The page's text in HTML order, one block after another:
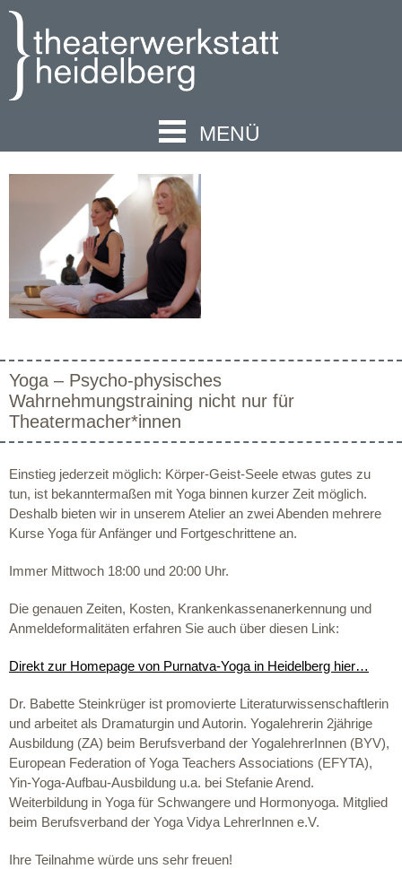
MENÜ
Yoga – Psycho-physisches
Wahrnehmungstraining nicht nur für
Theatermacher*innen
Einstieg jederzeit möglich: Körper-Geist-Seele etwas gutes zu
tun, ist bekanntermaßen mit Yoga binnen kurzer Zeit möglich.
Deshalb bieten wir in unserem Atelier an zwei Abenden mehrere
Kurse Yoga für Anfänger und Fortgeschrittene an.
Immer Mittwoch 18:00 und 20:00 Uhr.
Die genauen Zeiten, Kosten, Krankenkassenanerkennung und
Anmeldeformalitäten erfahren Sie auch über diesen Link:
Direkt zur Homepage von Purnatva-Yoga in Heidelberg hier…
Dr. Babette Steinkrüger ist promovierte Literaturwissenschaftlerin
und arbeitet als Dramaturgin und Autorin. Yogalehrerin 2jährige
Ausbildung (ZA) beim Berufsverband der YogalehrerInnen (BYV),
European Federation of Yoga Teachers Associations (EFYTA),
Yin-Yoga-Aufbau-Ausbildung u.a. bei Stefanie Arend.
Weiterbildung in Yoga für Schwangere und Hormonyoga. Mitglied
beim Berufsverband der Yoga Vidya LehrerInnen e.V.
Ihre Teilnahme würde uns sehr freuen!